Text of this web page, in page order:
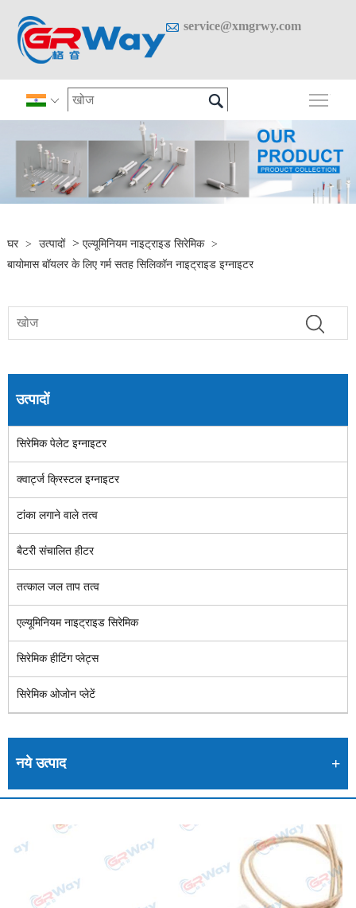
 service@xmgrwy.com
  मुख्य
घर > उत्पादों > एल्यूमिनियम नाइट्राइड सिरेमिक
>
बायोमास बॉयलर के लिए गर्म सतह सिलिकॉन नाइट्राइड इग्नाइटर
उत्पादों
सिरेमिक पेलेट इग्नाइटर
क्वार्ट्ज क्रिस्टल इग्नाइटर
टांका लगाने वाले तत्व
बैटरी संचालित हीटर
तत्काल जल ताप तत्व
एल्यूमिनियम नाइट्राइड सिरेमिक
सिरेमिक हीटिंग प्लेट्स
सिरेमिक ओजोन प्लेटें
नये उत्पाद